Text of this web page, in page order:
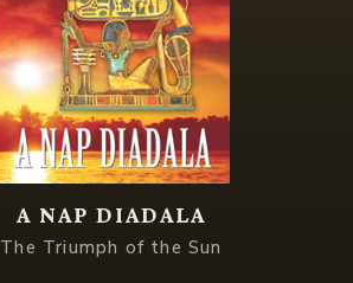
A NAP DIADALA
The Triumph of the Sun